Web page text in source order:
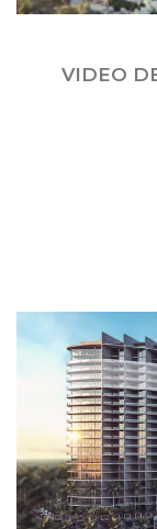
VIDEO